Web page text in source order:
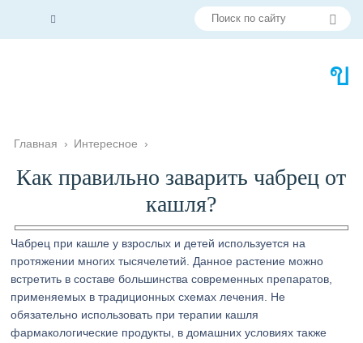
Главная › Интересное ›
Как правильно заварить чабрец от
кашля?
Чабрец при кашле у взрослых и детей используется на
протяжении многих тысячелетий. Данное растение можно
встретить в составе большинства современных препаратов,
применяемых в традиционных схемах лечения. Не
обязательно использовать при терапии кашля
фармакологические продукты, в домашних условиях также